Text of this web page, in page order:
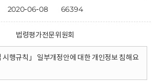
2020-06-08 66394
법령평가전문위원회
시행규칙」 일부개정안에 대한 개인정보 침해요